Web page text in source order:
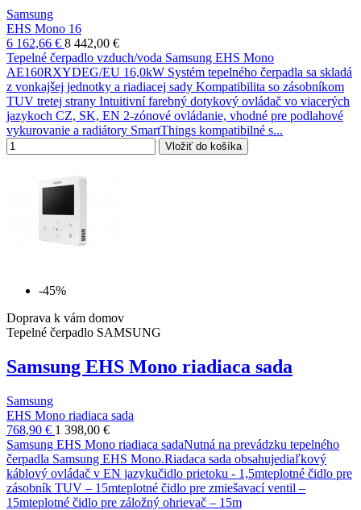
Samsung
EHS Mono 16
6 162,66 € 8 442,00 €
Tepelné čerpadlo vzduch/voda Samsung EHS Mono
AE160RXYDEG/EU 16,0kW Systém tepelného čerpadla sa skladá
z vonkajšej jednotky a riadiacej sady Kompatibilita so zásobníkom
TUV tretej strany Intuitivní farebný dotykový ovládač vo viacerých
jazykoch CZ, SK, EN 2-zónové ovládanie, vhodné pre podlahové
vykurovanie a radiátory SmartThings kompatibilné s...
Vložiť do košíka
-45%
Doprava k vám domov
Tepelné čerpadlo SAMSUNG
Samsung EHS Mono riadiaca sada
Samsung
EHS Mono riadiaca sada
768,90 € 1 398,00 €
Samsung EHS Mono riadiaca sadaNutná na prevádzku tepelného
čerpadla Samsung EHS Mono.Riadaca sada obsahujediaľkový
káblový ovládač v EN jazykučidlo prietoku - 1,5mteplotné čidlo pre
zásobník TUV – 15mteplotné čidlo pre zmiešavací ventil –
15mteplotné čidlo pre záložný ohrievač – 15m